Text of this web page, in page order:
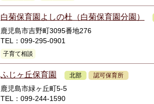
白菊保育園よしの杜（白菊保育園分園）
鹿児島市吉野町3095番地276
TEL：099-295-0901
子育て相談
ふじヶ丘保育園 北部 認可保育所
鹿児島市緑ヶ丘町5-5
TEL：099-244-1590